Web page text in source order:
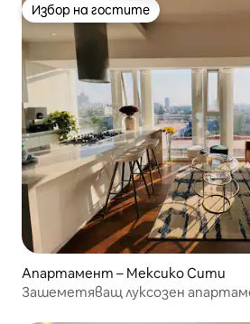
Избор на гостите
Избор на гостите
Апартамент – Мексико Сити
Зашеметяващ луксозен